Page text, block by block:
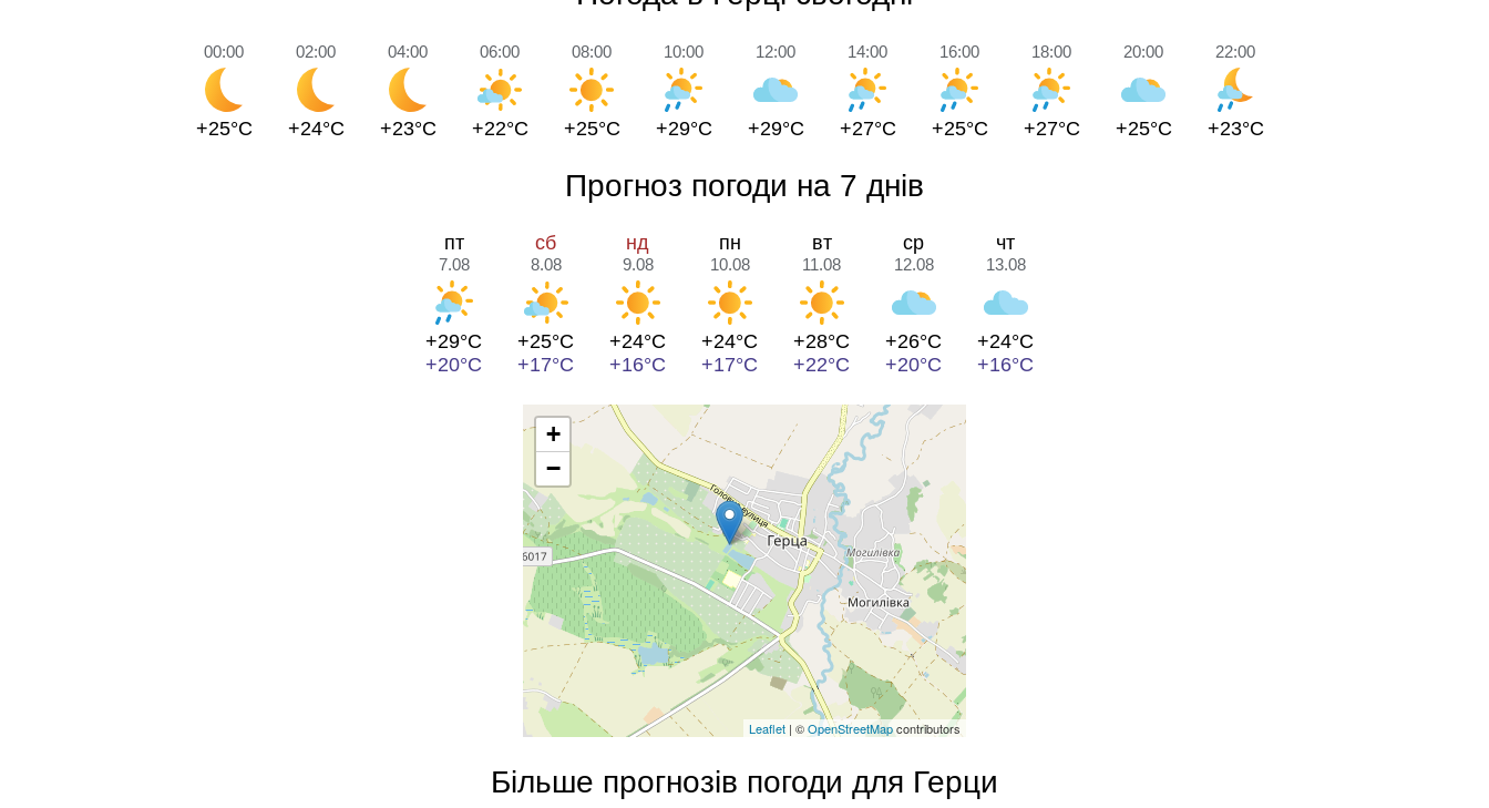
00:00
+25°C
02:00
+24°C
04:00
+23°C
06:00
+22°C
08:00
+25°C
10:00
+29°C
12:00
+29°C
14:00
+27°C
16:00
+25°C
18:00
+27°C
20:00
+25°C
22:00
+23°C
Прогноз погоди на 7 днів
пт
7.08
+29°C
+20°C
сб
8.08
+25°C
+17°C
нд
9.08
+24°C
+16°C
пн
10.08
+24°C
+17°C
вт
11.08
+28°C
+22°C
ср
12.08
+26°C
+20°C
чт
13.08
+24°C
+16°C
+
−
Leaflet | ©OpenStreetMapcontributors
Більше прогнозів погоди для Герци